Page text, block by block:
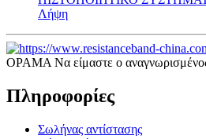
Λήψη
ΟΡΑΜΑ Να είμαστε ο αναγνωρισμένος
Πληροφορίες
Σωλήνας αντίστασης